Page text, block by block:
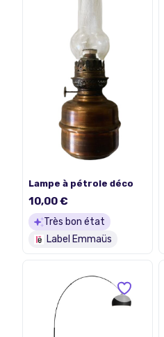
Lampe à pétrole déco
10,00 €
Très bon état
Label Emmaüs